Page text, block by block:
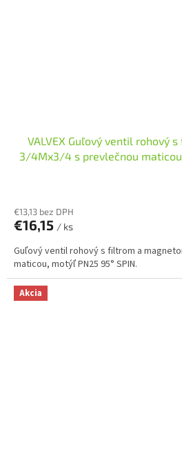
VALVEX Guľový ventil rohový
3/4Mx3/4 s prevlečnou
€13,13 bez DPH
€16,15 / ks
Guľový ventil rohový s filtrom a
maticou, motýľ PN25 95° SPIN.
Akcia